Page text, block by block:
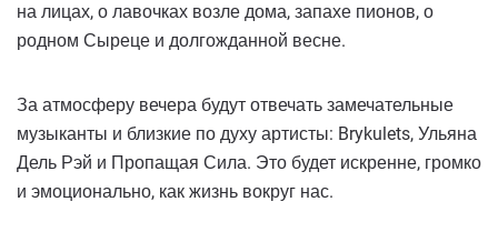
на лицах, о лавочках возле дома, запахе пионов, о
родном Сыреце и долгожданной весне.
За атмосферу вечера будут отвечать замечательные
музыканты и близкие по духу артисты: Brykulets, Ульяна
Дель Рэй и Пропащая Сила. Это будет искренне, громко
и эмоционально, как жизнь вокруг нас.